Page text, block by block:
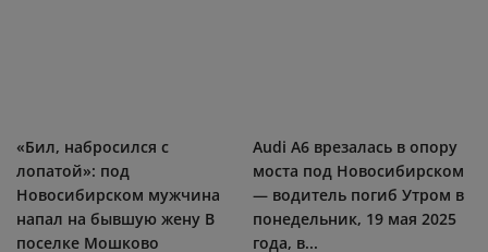
«Бил, набросился с
лопатой»: под
Новосибирском мужчина
напал на бывшую жену В
поселке Мошково
Audi A6 врезалась в опору
моста под Новосибирском
— водитель погиб Утром в
понедельник, 19 мая 2025
года, в...